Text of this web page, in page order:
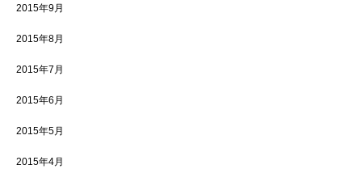
2015年9月
2015年8月
2015年7月
2015年6月
2015年5月
2015年4月